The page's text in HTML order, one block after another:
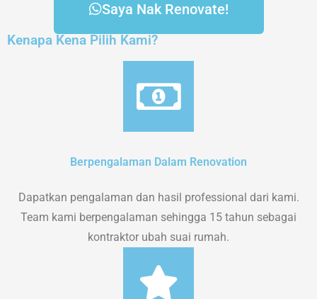
Saya Nak Renovate!
Kenapa Kena Pilih Kami?
Berpengalaman Dalam Renovation
Dapatkan pengalaman dan hasil professional dari kami.
Team kami berpengalaman sehingga 15 tahun sebagai
kontraktor ubah suai rumah.